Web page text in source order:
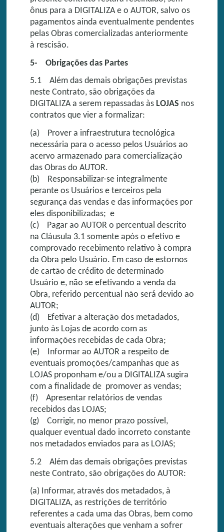
ônus para a DIGITALIZA e o AUTOR, salvo os
pagamentos ainda eventualmente pendentes
pelas Obras comercializadas anteriormente
à rescisão.
5- Obrigações das Partes
5.1 Além das demais obrigações previstas
neste Contrato, são obrigações da
DIGITALIZA a serem repassadas às LOJAS nos
contratos que vier a formalizar:
(a) Prover a infraestrutura tecnológica
necessária para o acesso pelos Usuários ao
acervo armazenado para comercialização
das Obras do AUTOR.
(b) Responsabilizar-se integralmente
perante os Usuários e terceiros pela
segurança das vendas e das informações por
eles disponibilizadas; e
(c) Pagar ao AUTOR o percentual descrito
na Cláusula 3.1 somente após o efetivo e
comprovado recebimento relativo à compra
da Obra pelo Usuário. Em caso de estornos
de cartão de crédito de determinado
Usuário e, não se efetivando a venda da
Obra, referido percentual não será devido ao
AUTOR;
(d) Efetivar a alteração dos metadados,
junto às Lojas de acordo com as
informações recebidas de cada Obra;
(e) Informar ao AUTOR a respeito de
eventuais promoções/campanhas que as
LOJAS proponham e/ou a DIGITALIZA sugira
com a finalidade de promover as vendas;
(f) Apresentar relatórios de vendas
recebidos das LOJAS;
(g) Corrigir, no menor prazo possível,
qualquer eventual dado incorreto constante
nos metadados enviados para as LOJAS;
5.2 Além das demais obrigações previstas
neste Contrato, são obrigações do AUTOR:
(a) Informar, através dos metadados, à
DIGITALIZA, as restrições de território
referentes a cada uma das Obras, bem como
eventuais alterações que venham a sofrer